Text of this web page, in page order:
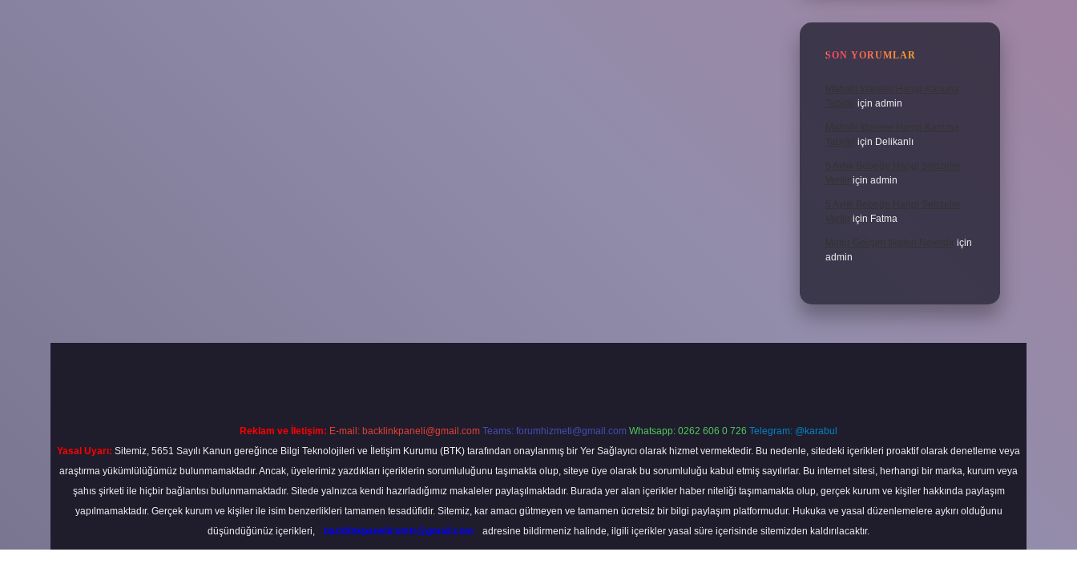
SON YORUMLAR
Mahalli Idareler Hangi Kanuna
Tabidir için admin
Mahalli Idareler Hangi Kanuna
Tabidir için Delikanlı
5 Aylık Bebeğe Hangi Sebzeler
Verilir için admin
5 Aylık Bebeğe Hangi Sebzeler
Verilir için Fatma
Motor Gelişim Ilkeleri Nelerdir için
admin
Reklam ve İletişim: E-mail: backlinkpaneli@gmail.com Teams: forumhizmeti@gmail.com Whatsapp: 0262 606 0 726 Telegram: @karabul
Yasal Uyarı: Sitemiz, 5651 Sayılı Kanun gereğince Bilgi Teknolojileri ve İletişim Kurumu (BTK) tarafından onaylanmış bir Yer Sağlayıcı olarak hizmet vermektedir. Bu nedenle, sitedeki içerikleri proaktif olarak denetleme veya
araştırma yükümlülüğümüz bulunmamaktadır. Ancak, üyelerimiz yazdıkları içeriklerin sorumluluğunu taşımakta olup, siteye üye olarak bu sorumluluğu kabul etmiş sayılırlar. Bu internet sitesi, herhangi bir marka, kurum veya
şahıs şirketi ile hiçbir bağlantısı bulunmamaktadır. Sitede yalnızca kendi hazırladığımız makaleler paylaşılmaktadır. Burada yer alan içerikler haber niteliği taşımamakta olup, gerçek kurum ve kişiler hakkında paylaşım
yapılmamaktadır. Gerçek kurum ve kişiler ile isim benzerlikleri tamamen tesadüfidir. Sitemiz, kar amacı gütmeyen ve tamamen ücretsiz bir bilgi paylaşım platformudur. Hukuka ve yasal düzenlemelere aykırı olduğunu
düşündüğünüz içerikleri,
backlinkpanelicomtr@gmail.com adresine bildirmeniz halinde, ilgili içerikler yasal süre içerisinde sitemizden kaldırılacaktır.